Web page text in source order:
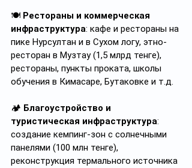
🍽️ Рестораны и коммерческая
инфраструктура: кафе и рестораны на
пике Нурсултан и в Сухом логу, этно-
ресторан в Музтау (1,5 млрд тенге),
рестораны, пункты проката, школы
обучения в Кимасаре, Бутаковке и т.д.
🏕️ Благоустройство и
туристическая инфраструктура:
создание кемпинг-зон с солнечными
панелями (100 млн тенге),
реконструкция термального источника